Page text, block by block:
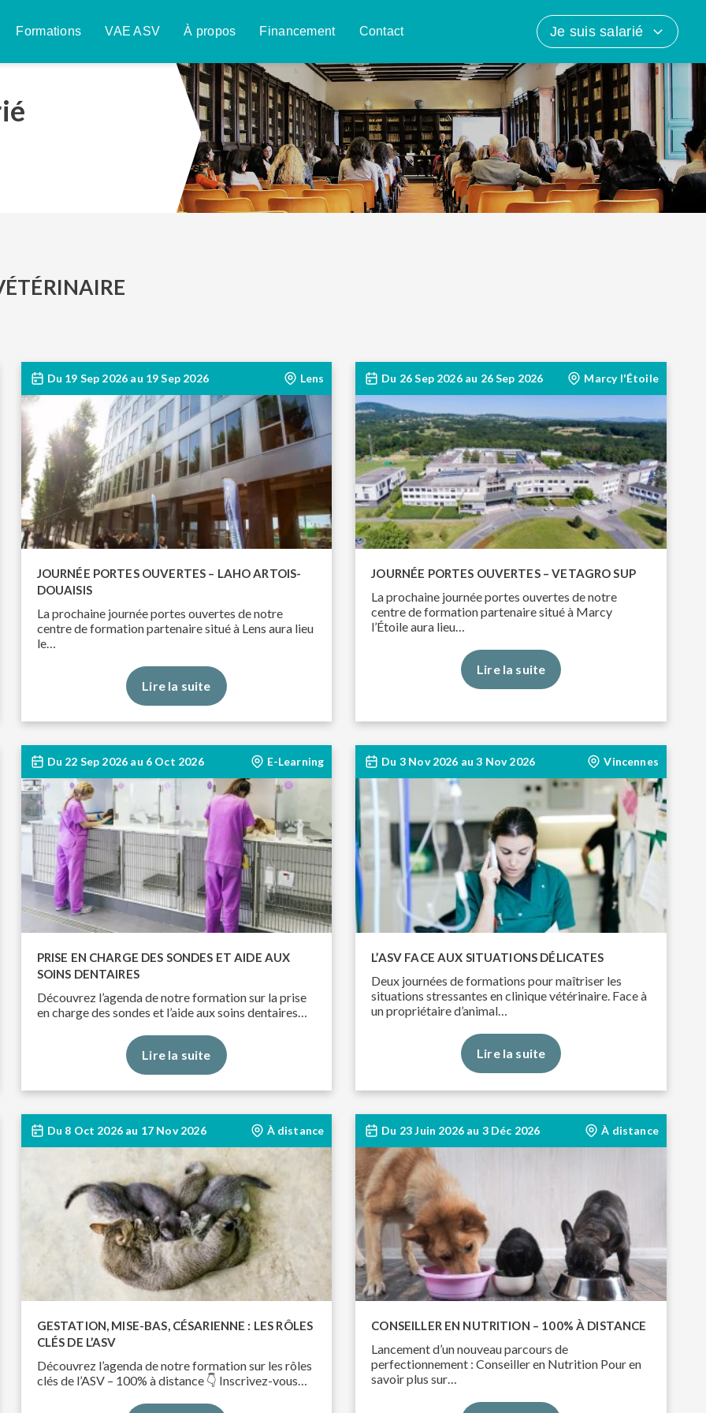
Formations VAE ASV À propos Financement Contact Je suis salarié
Du 19 Sep 2026 au 19 Sep 2026 Lens
JOURNÉE PORTES OUVERTES – LAHO ARTOIS-
DOUAISIS
La prochaine journée portes ouvertes de notre
centre de formation partenaire situé à Lens aura lieu
le…
Lire la suite
Du 26 Sep 2026au 26 Sep 2026 Marcy l'Étoile
JOURNÉE PORTES OUVERTES – VETAGRO SUP
La prochaine journée portes ouvertes de notre
centre de formation partenaire situé à Marcy
l’Étoile aura lieu…
Lire la suite
Du 22 Sep 2026 au 6 Oct 2026 E-Learning
PRISE EN CHARGE DES SONDES ET AIDE AUX
SOINS DENTAIRES
Découvrez l’agenda de notre formation sur la prise
en charge des sondes et l’aide aux soins dentaires…
Lire la suite
Du 3 Nov 2026 au3 Nov 2026 Vincennes
L’ASV FACE AUX SITUATIONS DÉLICATES
Deux journées de formations pour maîtriser les
situations stressantes en clinique vétérinaire. Face à
un propriétaire d’animal…
Lire la suite
Du 8 Oct 2026 au 17 Nov 2026 À distance
GESTATION, MISE-BAS, CÉSARIENNE : LES RÔLES
CLÉS DE L’ASV
Découvrez l’agenda de notre formation sur les rôles
clés de l’ASV – 100% à distance 👇 Inscrivez-vous…
Du 23 Juin 2026 au 3 Déc 2026 À distance
CONSEILLER EN NUTRITION – 100% À DISTANCE
Lancement d’un nouveau parcours de
perfectionnement : Conseiller en Nutrition Pour en
savoir plus sur…